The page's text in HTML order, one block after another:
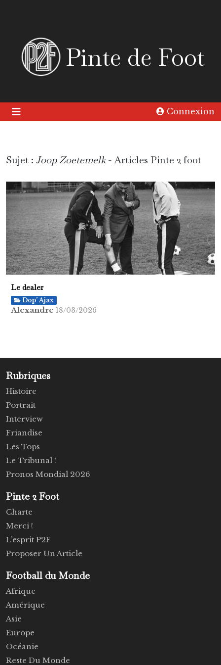
Pinte de Foot
Connexion
Sujet : Joop Zoetemelk- Articles Pinte 2 foot
Le dealer
Dop’ Ajax
Alexandre 18/03/2026
Rubriques
Histoire
Portrait
Interview
Friandise
Les Tops
Le Tribunal !
Pronos Mondial 2026
Pinte 2 Foot
Charte
Merci !
L’esprit P2F
Proposer Un Article
Football du Monde
Afrique
Amérique
Asie
Europe
Océanie
Reste Du Monde